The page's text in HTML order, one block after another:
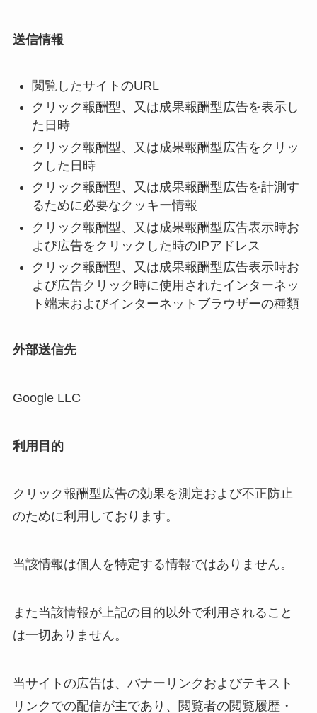
送信情報
閲覧したサイトのURL
クリック報酬型、又は成果報酬型広告を表示し
た日時
クリック報酬型、又は成果報酬型広告をクリッ
クした日時
クリック報酬型、又は成果報酬型広告を計測す
るために必要なクッキー情報
クリック報酬型、又は成果報酬型広告表示時お
よび広告をクリックした時のIPアドレス
クリック報酬型、又は成果報酬型広告表示時お
よび広告クリック時に使用されたインターネッ
ト端末およびインターネットブラウザーの種類
外部送信先
Google LLC
利用目的
クリック報酬型広告の効果を測定および不正防止
のために利用しております。
当該情報は個人を特定する情報ではありません。
また当該情報が上記の目的以外で利用されること
は一切ありません。
当サイトの広告は、バナーリンクおよびテキスト
リンクでの配信が主であり、閲覧者の閲覧履歴・